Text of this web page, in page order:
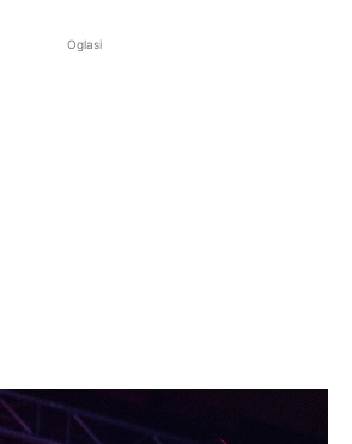
Oglasi